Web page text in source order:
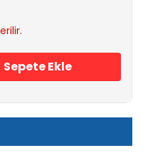
Sepete Ekle